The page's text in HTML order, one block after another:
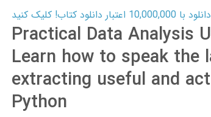
کتاب! کلیک کنید
Practical Data Analysis
Learn how to speak the
extracting useful and
Python